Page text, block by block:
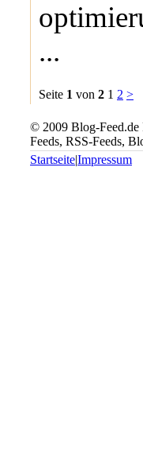
...
Seite 1 von 2 1 2 >
© 2009 Blog-Feed.de
Feeds, RSS-Feeds,
Startseite|Impressum